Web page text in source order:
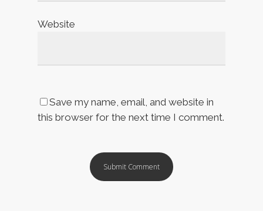
Website
Save my name, email, and website in
this browser for the next time I comment.